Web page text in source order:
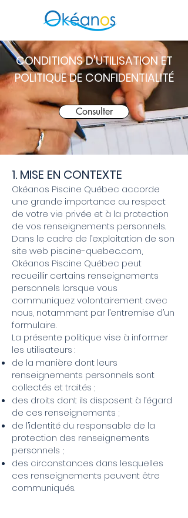
CONDITIONS D'UTILISATION ET
POLITIQUE DE CONFIDENTIALITÉ
Consulter
1. MISE EN CONTEXTE
Okéanos Piscine Québec accorde
une grande importance au respect
de votre vie privée et à la protection
de vos renseignements personnels.
Dans le cadre de l’exploitation de son
site web piscine-quebec.com,
Okéanos Piscine Québec peut
recueillir certains renseignements
personnels lorsque vous
communiquez volontairement avec
nous, notamment par l’entremise d’un
formulaire.
La présente politique vise à informer
les utilisateurs :
de la manière dont leurs
renseignements personnels sont
collectés et traités ;
des droits dont ils disposent à l’égard
de ces renseignements ;
de l’identité du responsable de la
protection des renseignements
personnels ;
des circonstances dans lesquelles
ces renseignements peuvent être
communiqués.